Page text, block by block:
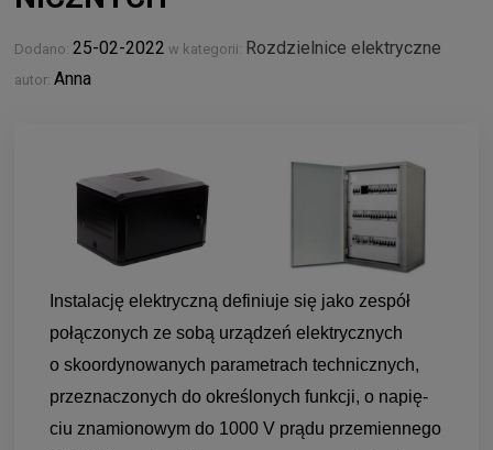
Dodano: 25-02-2022 w kategorii: Rozdzielnice elektryczne
autor: Anna
Insta­la­cję elek­tryczną defi­niuje się jako zespół
połą­czo­nych ze sobą urzą­dzeń elek­trycz­nych
o sko­or­dy­no­wa­nych para­me­trach tech­nicz­nych,
prze­zna­czo­nych do okre­ślo­nych funk­cji, o napię­
ciu zna­mio­no­wym do 1000 V prądu prze­mien­nego